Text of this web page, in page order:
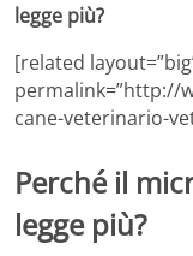
legge più?
[related
permalink=”http://
cane-veterinario-
Perché il
legge più?